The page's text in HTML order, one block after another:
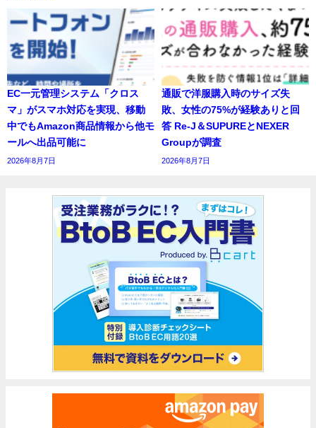
EC一元管理システム「クロス
マ」がスマホ対応を実現、移動
中でもAmazon商品情報から他モ
ールへ出品可能に
2026年8月7日
通販で洋服購入時のサイズ失
敗、女性の75%が経験ありと回
答 Re-J＆SUPUREとNEXER
Groupが調査
2026年8月7日